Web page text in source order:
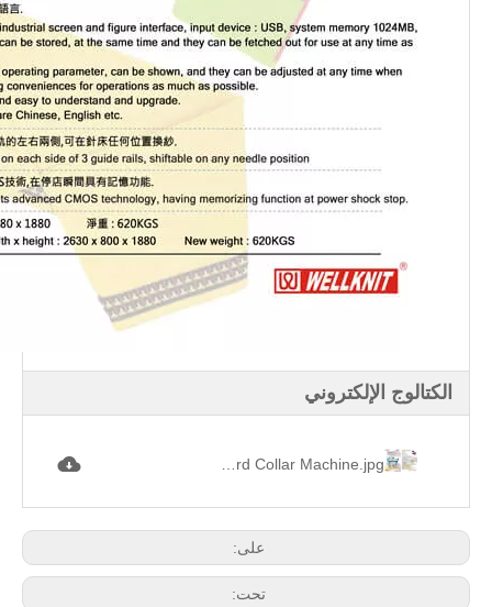
الكتالوج الإلكتروني
على:
تحت: